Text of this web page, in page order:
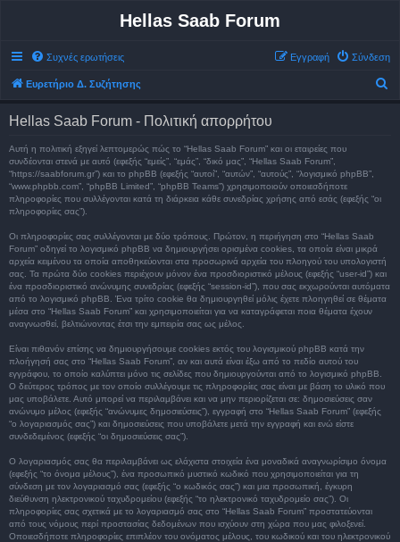
Hellas Saab Forum
Συχνές ερωτήσεις Σύνδεση
Εγγραφή
Ευρετήριο Δ. Συζήτησης
Hellas Saab Forum - Πολιτική απορρήτου
Αυτή η πολιτική εξηγεί λεπτομερώς πώς το “Hellas Saab Forum” και οι εταιρείες που
συνδέονται στενά με αυτό (εφεξής “εμείς”, “εμάς”, “δικό μας”, “Hellas Saab Forum”,
“https://saabforum.gr”) και το phpBB (εφεξής “αυτοί”, “αυτών”, “αυτούς”, “λογισμικό phpBB”,
“www.phpbb.com”, “phpBB Limited”, “phpBB Teams”) χρησιμοποιούν οποιεσδήποτε
πληροφορίες που συλλέγονται κατά τη διάρκεια κάθε συνεδρίας χρήσης από εσάς (εφεξής “οι
πληροφορίες σας”).
Οι πληροφορίες σας συλλέγονται με δύο τρόπους. Πρώτον, η περιήγηση στο “Hellas Saab
Forum” οδηγεί το λογισμικό phpBB να δημιουργήσει ορισμένα cookies, τα οποία είναι μικρά
αρχεία κειμένου τα οποία αποθηκεύονται στα προσωρινά αρχεία του πλοηγού του υπολογιστή
σας. Τα πρώτα δύο cookies περιέχουν μόνον ένα προσδιοριστικό μέλους (εφεξής “user-id”) και
ένα προσδιοριστικό ανώνυμης συνεδρίας (εφεξής “session-id”), που σας εκχωρούνται αυτόματα
από το λογισμικό phpBB. Ένα τρίτο cookie θα δημιουργηθεί μόλις έχετε πλοηγηθεί σε θέματα
μέσα στο “Hellas Saab Forum” και χρησιμοποιείται για να καταγράφεται ποια θέματα έχουν
αναγνωσθεί, βελτιώνοντας έτσι την εμπειρία σας ως μέλος.
Είναι πιθανόν επίσης να δημιουργήσουμε cookies εκτός του λογισμικού phpBB κατά την
πλοήγησή σας στο “Hellas Saab Forum”, αν και αυτά είναι έξω από το πεδίο αυτού του
εγγράφου, το οποίο καλύπτει μόνο τις σελίδες που δημιουργούνται από το λογισμικό phpBB.
Ο δεύτερος τρόπος με τον οποίο συλλέγουμε τις πληροφορίες σας είναι με βάση το υλικό που
μας υποβάλετε. Αυτό μπορεί να περιλαμβάνει και να μην περιορίζεται σε: δημοσιεύσεις σαν
ανώνυμο μέλος (εφεξής “ανώνυμες δημοσιεύσεις”), εγγραφή στο “Hellas Saab Forum” (εφεξής
“ο λογαριασμός σας”) και δημοσιεύσεις που υποβάλετε μετά την εγγραφή και ενώ είστε
συνδεδεμένος (εφεξής “οι δημοσιεύσεις σας”).
Ο λογαριασμός σας θα περιλαμβάνει ως ελάχιστα στοιχεία ένα μοναδικά αναγνωρίσιμο όνομα
(εφεξής “το όνομα μέλους”), ένα προσωπικό μυστικό κωδικό που χρησιμοποιείται για τη
σύνδεση με τον λογαριασμό σας (εφεξής “ο κωδικός σας”) και μια προσωπική, έγκυρη
διεύθυνση ηλεκτρονικού ταχυδρομείου (εφεξής “το ηλεκτρονικό ταχυδρομείο σας”). Οι
πληροφορίες σας σχετικά με το λογαριασμό σας στο “Hellas Saab Forum” προστατεύονται
από τους νόμους περί προστασίας δεδομένων που ισχύουν στη χώρα που μας φιλοξενεί.
Οποιεσδήποτε πληροφορίες επιπλέον του ονόματος μέλους, του κωδικού και του ηλεκτρονικού